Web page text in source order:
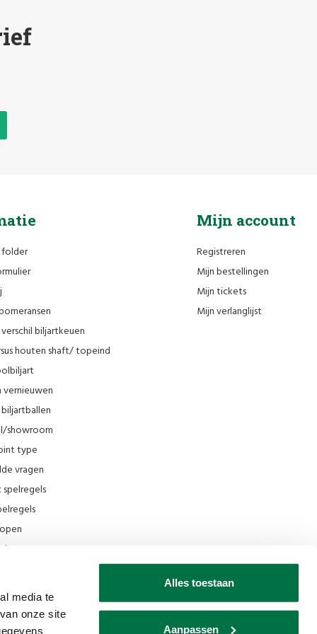
media te
onze site
Alles toestaan
Aanpassen
biljartkeuen
houten shaft/ topeind
vernieuwen
showroom
type
vragen
Van den Broek Biljarts
Mijn account
Registreren
Mijn bestellingen
Mijn tickets
Mijn verlanglijst